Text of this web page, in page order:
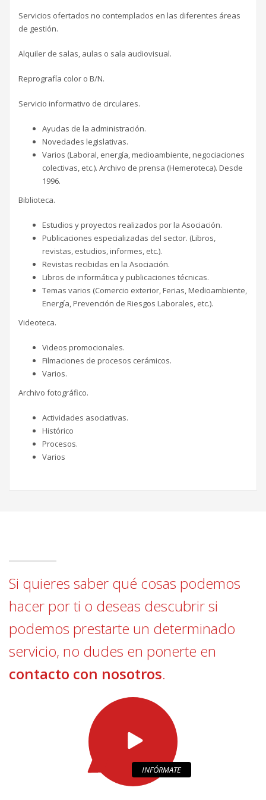
Servicios ofertados no contemplados en las diferentes áreas
de gestión.
Alquiler de salas, aulas o sala audiovisual.
Reprografía color o B/N.
Servicio informativo de circulares.
Ayudas de la administración.
Novedades legislativas.
Varios (Laboral, energía, medioambiente, negociaciones
colectivas, etc.). Archivo de prensa (Hemeroteca). Desde
1996.
Biblioteca.
Estudios y proyectos realizados por la Asociación.
Publicaciones especializadas del sector. (Libros,
revistas, estudios, informes, etc.).
Revistas recibidas en la Asociación.
Libros de informática y publicaciones técnicas.
Temas varios (Comercio exterior, Ferias, Medioambiente,
Energía, Prevención de Riesgos Laborales, etc.).
Videoteca.
Videos promocionales.
Filmaciones de procesos cerámicos.
Varios.
Archivo fotográfico.
Actividades asociativas.
Histórico
Procesos.
Varios
Si quieres saber qué cosas podemos
hacer por ti o deseas descubrir si
podemos prestarte un determinado
servicio, no dudes en ponerte en
contacto con nosotros.
INFÓRMATE